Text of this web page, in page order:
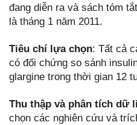
đang diễn ra và sách tóm
là tháng 1 năm 2011.
Tiêu chí lựa chọn: Tất cả
có đối chứng so sánh
glargine trong thời gian 12
Thu thập và phân tích dữ
chọn các nghiên cứu và